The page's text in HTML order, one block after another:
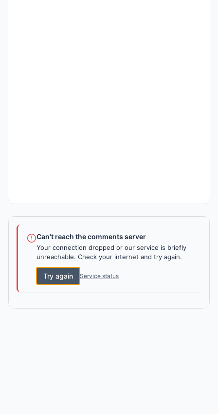
Can't reach the comments server
Your connection dropped or our service is briefly
unreachable. Check your internet and try again.
Try again Service status